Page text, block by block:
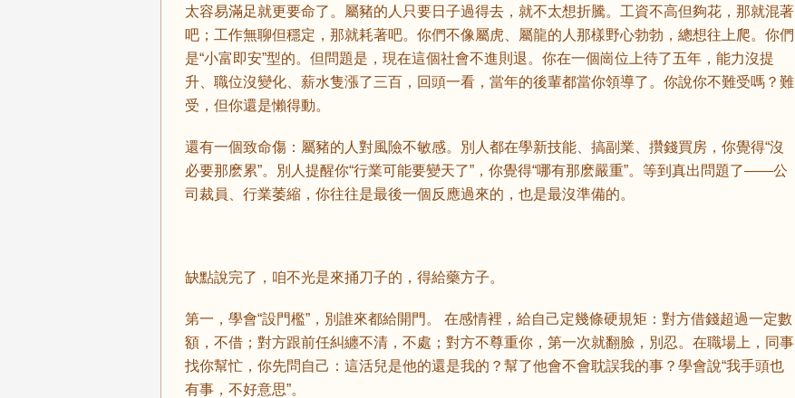
太容易滿足就更要命了。屬豬的人只要日子過得去，就不太想折騰。工資不高但夠花，那就混著
吧；工作無聊但穩定，那就耗著吧。你們不像屬虎、屬龍的人那樣野心勃勃，總想往上爬。你們
是“小富即安”型的。但問題是，現在這個社會不進則退。你在一個崗位上待了五年，能力沒提
升、職位沒變化、薪水隻漲了三百，回頭一看，當年的後輩都當你領導了。你說你不難受嗎？難
受，但你還是懶得動。
還有一個致命傷：屬豬的人對風險不敏感。別人都在學新技能、搞副業、攢錢買房，你覺得“沒
必要那麽累”。別人提醒你“行業可能要變天了”，你覺得“哪有那麽嚴重”。等到真出問題了——公
司裁員、行業萎縮，你往往是最後一個反應過來的，也是最沒準備的。
缺點說完了，咱不光是來捅刀子的，得給藥方子。
第一，學會“設門檻”，別誰來都給開門。 在感情裡，給自己定幾條硬規矩：對方借錢超過一定數
額，不借；對方跟前任糾纏不清，不處；對方不尊重你，第一次就翻臉，別忍。在職場上，同事
找你幫忙，你先問自己：這活兒是他的還是我的？幫了他會不會耽誤我的事？學會說“我手頭也
有事，不好意思”。